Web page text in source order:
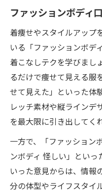
ファッションボディ
着痩せやスタイルアップ
いる「ファッションボデ
着こなしテクを学びまし
るだけで痩せて見える服
せて見えた」といった体
レッチ素材や縦ラインデ
を最大限に引き出してく
一方で、「ファッション
ンボディ 怪しい」といっ
いった意見からは、情報
分の体型やライフスタイ